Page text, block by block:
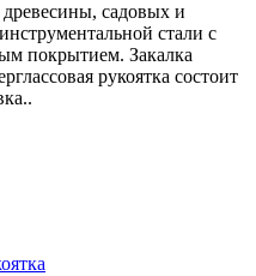
садовых и
стали с
покрытием. Закалка
рукоятка состоит